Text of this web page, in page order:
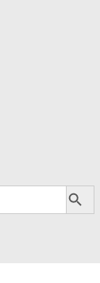
Search Button